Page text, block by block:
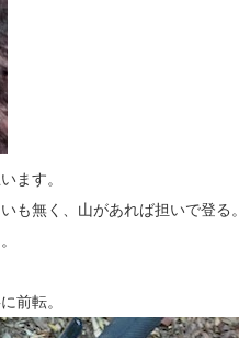
ます。
も無く、山があれば担いで登る。
前転。